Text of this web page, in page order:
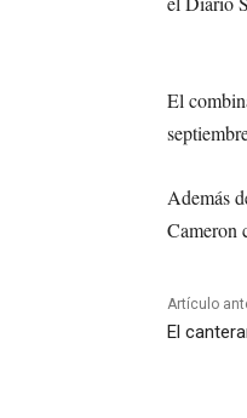
El
Además
Cameron
Artículo
El